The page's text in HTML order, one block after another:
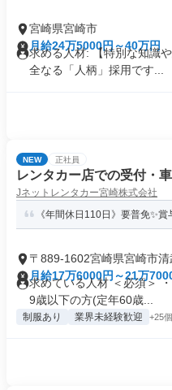
宮崎県宮崎市
月給24万5000円～40万円
求める人材: 【特別な知識
全なる「人柄」採用です...
NEW 正社員
レンタカー店での受付・
Jネットレンタカー宮崎株式会社
《年間休日110日》要普免✨
〒889-1602宮崎県宮崎市清
月給17万6000円～21万
求めている人材 ＜必須＞
9歳以下の方(定年60歳...
制服あり 業界未経験歓迎 +25個